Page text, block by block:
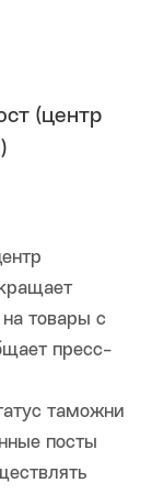
(центр
товары с
пресс-
таможни
посты